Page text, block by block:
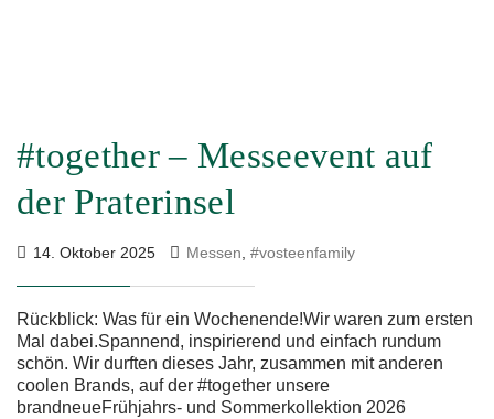
#together – Messeevent auf
der Praterinsel
14. Oktober 2025 Messen #vosteenfamily
Rückblick: Was für ein Wochenende!Wir waren zum ersten
Mal dabei.Spannend, inspirierend und einfach rundum
schön. Wir durften dieses Jahr, zusammen mit anderen
coolen Brands, auf der #together unsere
brandneueFrühjahrs- und Sommerkollektion 2026